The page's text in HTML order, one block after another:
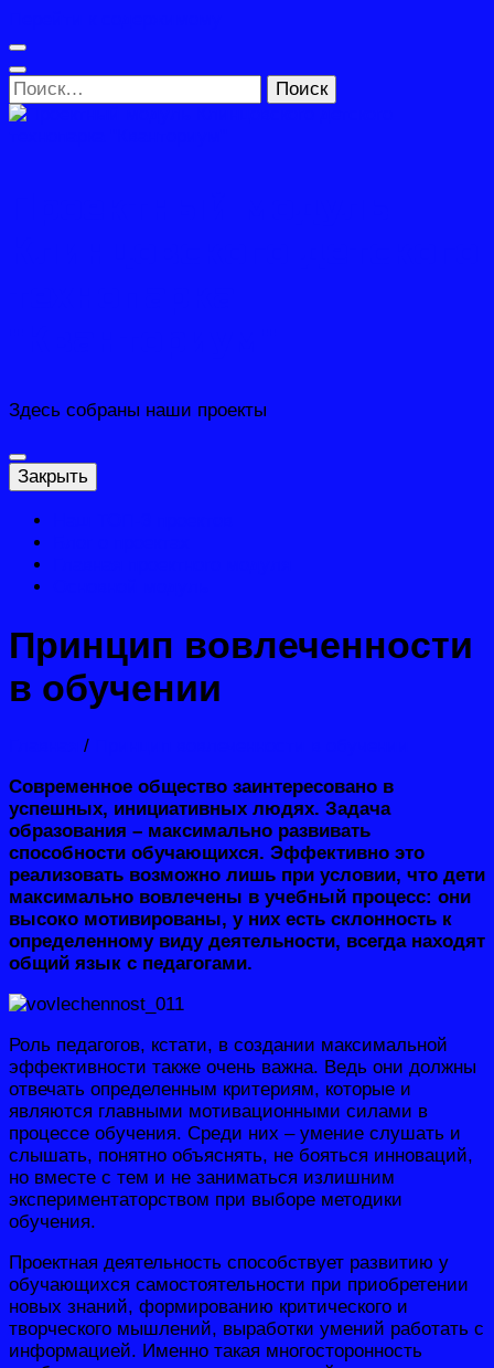
Найти:
Здесь собраны наши проекты
Закрыть
Принцип вовлеченности
в обучении
/
Современное общество заинтересовано в
успешных, инициативных людях. Задача
образования – максимально развивать
способности обучающихся. Эффективно это
реализовать возможно лишь при условии, что дети
максимально вовлечены в учебный процесс: они
высоко мотивированы, у них есть склонность к
определенному виду деятельности, всегда находят
общий язык с педагогами.
Роль педагогов, кстати, в создании максимальной
эффективности также очень важна. Ведь они должны
отвечать определенным критериям, которые и
являются главными мотивационными силами в
процессе обучения. Среди них – умение слушать и
слышать, понятно объяснять, не бояться инноваций,
но вместе с тем и не заниматься излишним
экспериментаторством при выборе методики
обучения.
Проектная деятельность способствует развитию у
обучающихся самостоятельности при приобретении
новых знаний, формированию критического и
творческого мышлений, выработки умений работать с
информацией. Именно такая многосторонность